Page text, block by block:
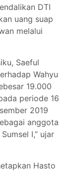
DTI
uang suap
melalui
Saeful
Wahyu
19.000
periode 16
2019
anggota
I,” ujar
Hasto